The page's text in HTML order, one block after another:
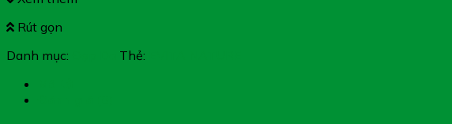
Rút gọn
Danh mục:
Thẻ: